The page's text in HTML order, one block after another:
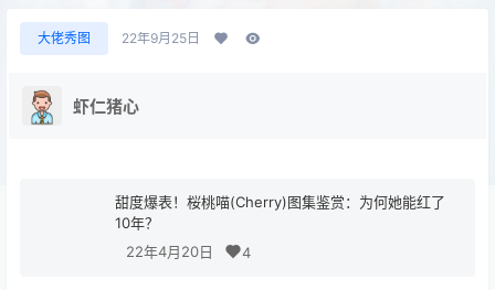
大佬秀图 22年9月25日
虾仁猪心
甜度爆表！桜桃喵(Cherry)图集鉴赏：为何她能红了
10年？
22年4月20日
4